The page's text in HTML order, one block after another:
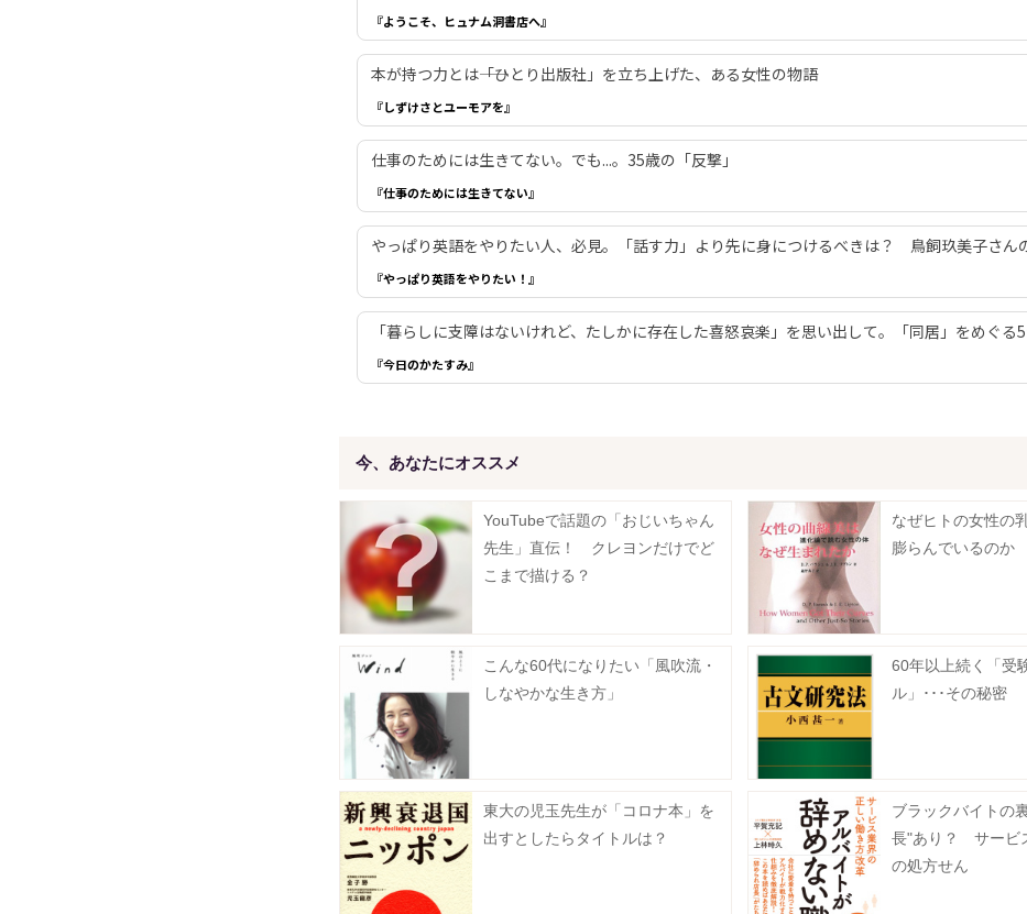
『ようこそ、ヒュナム洞書店へ』
本が持つ力とは――「ひとり出版社」を立ち上げた、ある女性の物語
『しずけさとユーモアを』
仕事のためには生きてない。でも...。35歳の「反撃」
『仕事のためには生きてない』
やっぱり英語をやりたい人、必見。「話す力」より先に身につけるべきは？ 鳥飼玖美子さん
『やっぱり英語をやりたい！』
「暮らしに支障はないけれど、たしかに存在した喜怒哀楽」を思い出して。「同居」をめぐる5
『今日のかたすみ』
今、あなたにオススメ
YouTubeで話題の「おじいちゃん
先生」直伝！ クレヨンだけでど
こまで描ける？
なぜヒトの女性の
膨らんでいるのか
こんな60代になりたい「風吹流・
しなやかな生き方」
60年以上続く「受
ル」･･･その秘密
東大の児玉先生が「コロナ本」を
出すとしたらタイトルは？
ブラックバイトの
長"あり？ サービ
の処方せん